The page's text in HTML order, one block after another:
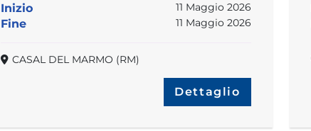
Inizio 11 Maggio 2026
Fine 11 Maggio 2026
CASAL DEL MARMO (RM)
Dettaglio